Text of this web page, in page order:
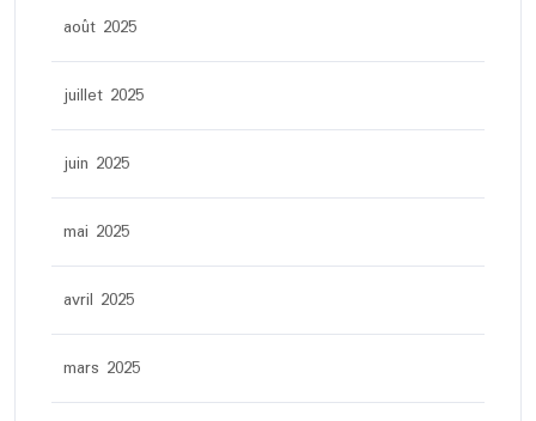
août 2025
juillet 2025
juin 2025
mai 2025
avril 2025
mars 2025